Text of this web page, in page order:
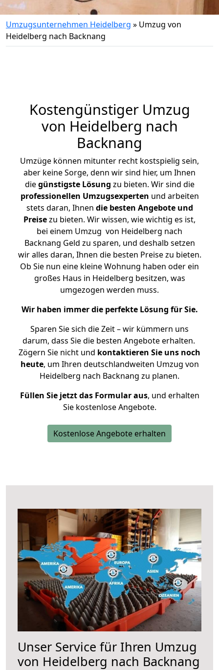
Umzugsunternehmen Heidelberg » Umzug von
Heidelberg nach Backnang
Kostengünstiger Umzug
von Heidelberg nach
Backnang
Umzüge können mitunter recht kostspielig sein,
aber keine Sorge, denn wir sind hier, um Ihnen
diegünstigste Lösung zu bieten. Wir sind die
professionellen Umzugsexperten und arbeiten
stets daran, Ihnen die besten Angebote und
Preisezu bieten. Wir wissen, wie wichtig es ist,
bei einem Umzug von Heidelberg nach
Backnang Geld zu sparen, und deshalb setzen
wir alles daran, Ihnen die besten Preise zu bieten.
Ob Sie nun eine kleine Wohnung haben oder ein
großes Haus in Heidelberg besitzen, was
umgezogen werden muss.
Wir haben immer die perfekte Lösung für Sie.
Sparen Sie sich die Zeit – wir kümmern uns
darum, dass Sie die besten Angebote erhalten.
Zögern Sie nicht und kontaktieren Sie uns noch
heute, um Ihren deutschlandweiten Umzug von
Heidelberg nach Backnang zu planen.
Füllen Sie jetzt das Formular aus, und erhalten
Sie kostenlose Angebote.
Kostenlose Angebote erhalten
Unser Service für Ihren Umzug
von Heidelberg nach Backnang